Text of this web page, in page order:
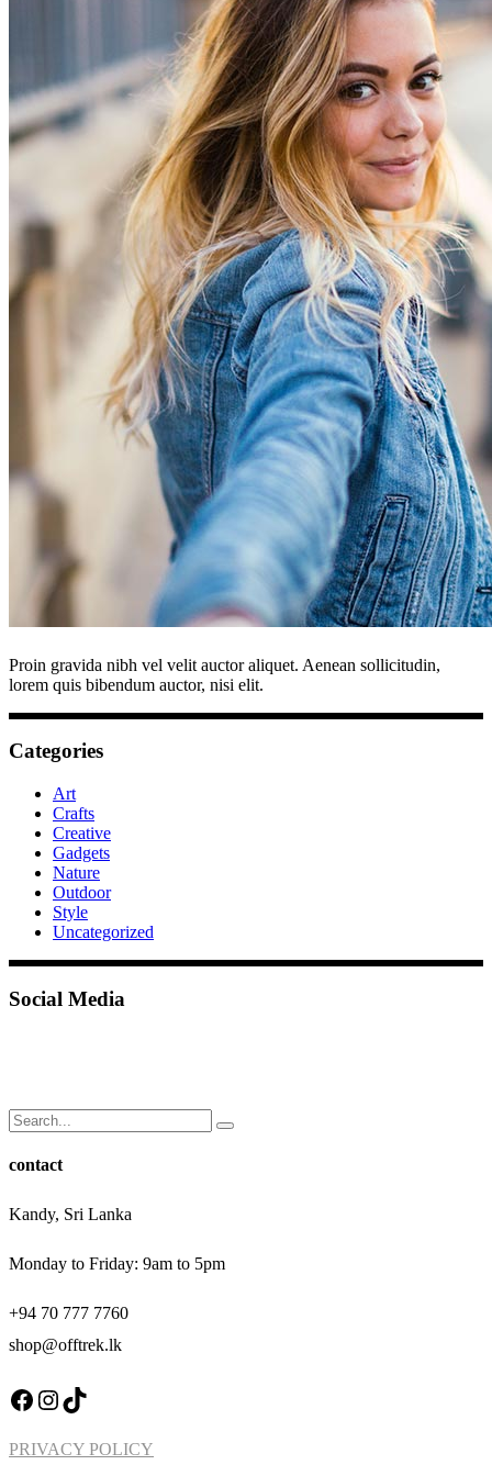
Proin gravida nibh vel velit auctor aliquet. Aenean sollicitudin,
lorem quis bibendum auctor, nisi elit.
Categories
Art
Crafts
Creative
Gadgets
Nature
Outdoor
Style
Uncategorized
Social Media
Search
for:
contact
Kandy, Sri Lanka
Monday to Friday: 9am to 5pm
+94 70 777 7760
shop@offtrek.lk
Facebook
Instagram
TikTok
PRIVACY POLICY